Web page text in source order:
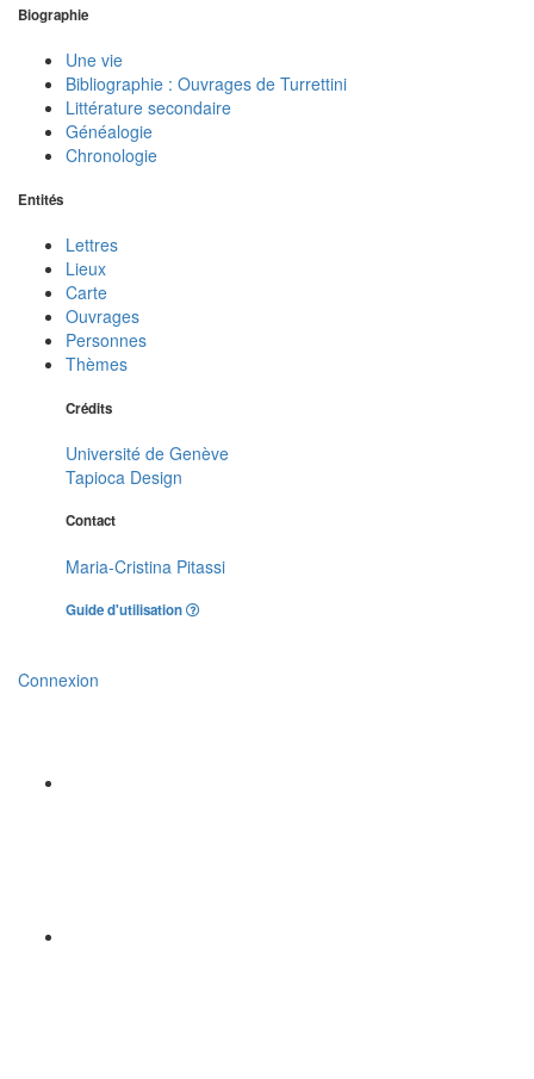
Biographie
Une vie
Bibliographie : Ouvrages de Turrettini
Littérature secondaire
Généalogie
Chronologie
Entités
Lettres
Lieux
Carte
Ouvrages
Personnes
Thèmes
Crédits
Université de Genève
Tapioca Design
Contact
Maria-Cristina Pitassi
Guide d'utilisation
Connexion